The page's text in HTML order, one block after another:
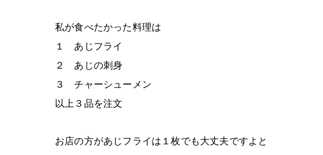
私が食べたかった料理は
１ あじフライ
２ あじの刺身
３ チャーシューメン
以上３品を注文
お店の方があじフライは１枚でも大丈夫ですよと